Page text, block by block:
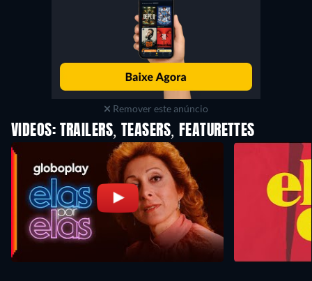
Remover este anúncio
VIDEOS: TRAILERS, TEASERS, FEATURETTES